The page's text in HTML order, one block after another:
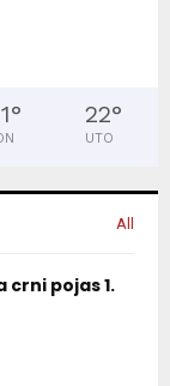
° 22°
UTO
All
crni pojas 1.